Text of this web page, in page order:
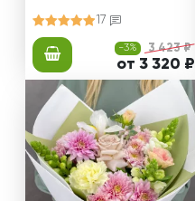
17
-3% 3 423 ₽
от 3 320 ₽